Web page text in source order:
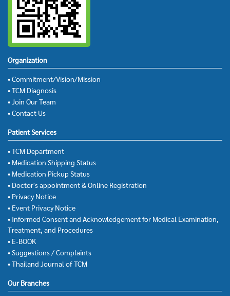
Organization
• Commitment/Vision/Mission
• TCM Diagnosis
• Join Our Team
• Contact Us
Patient Services
• TCM Department
• Medication Shipping Status
• Medication Pickup Status
• Doctor's appointment & Online Registration
• Privacy Notice
• Event Privacy Notice
• Informed Consent and Acknowledgement for Medical Examination,
Treatment, and Procedures
• E-BOOK
• Suggestions / Complaints
• Thailand Journal of TCM
Our Branches